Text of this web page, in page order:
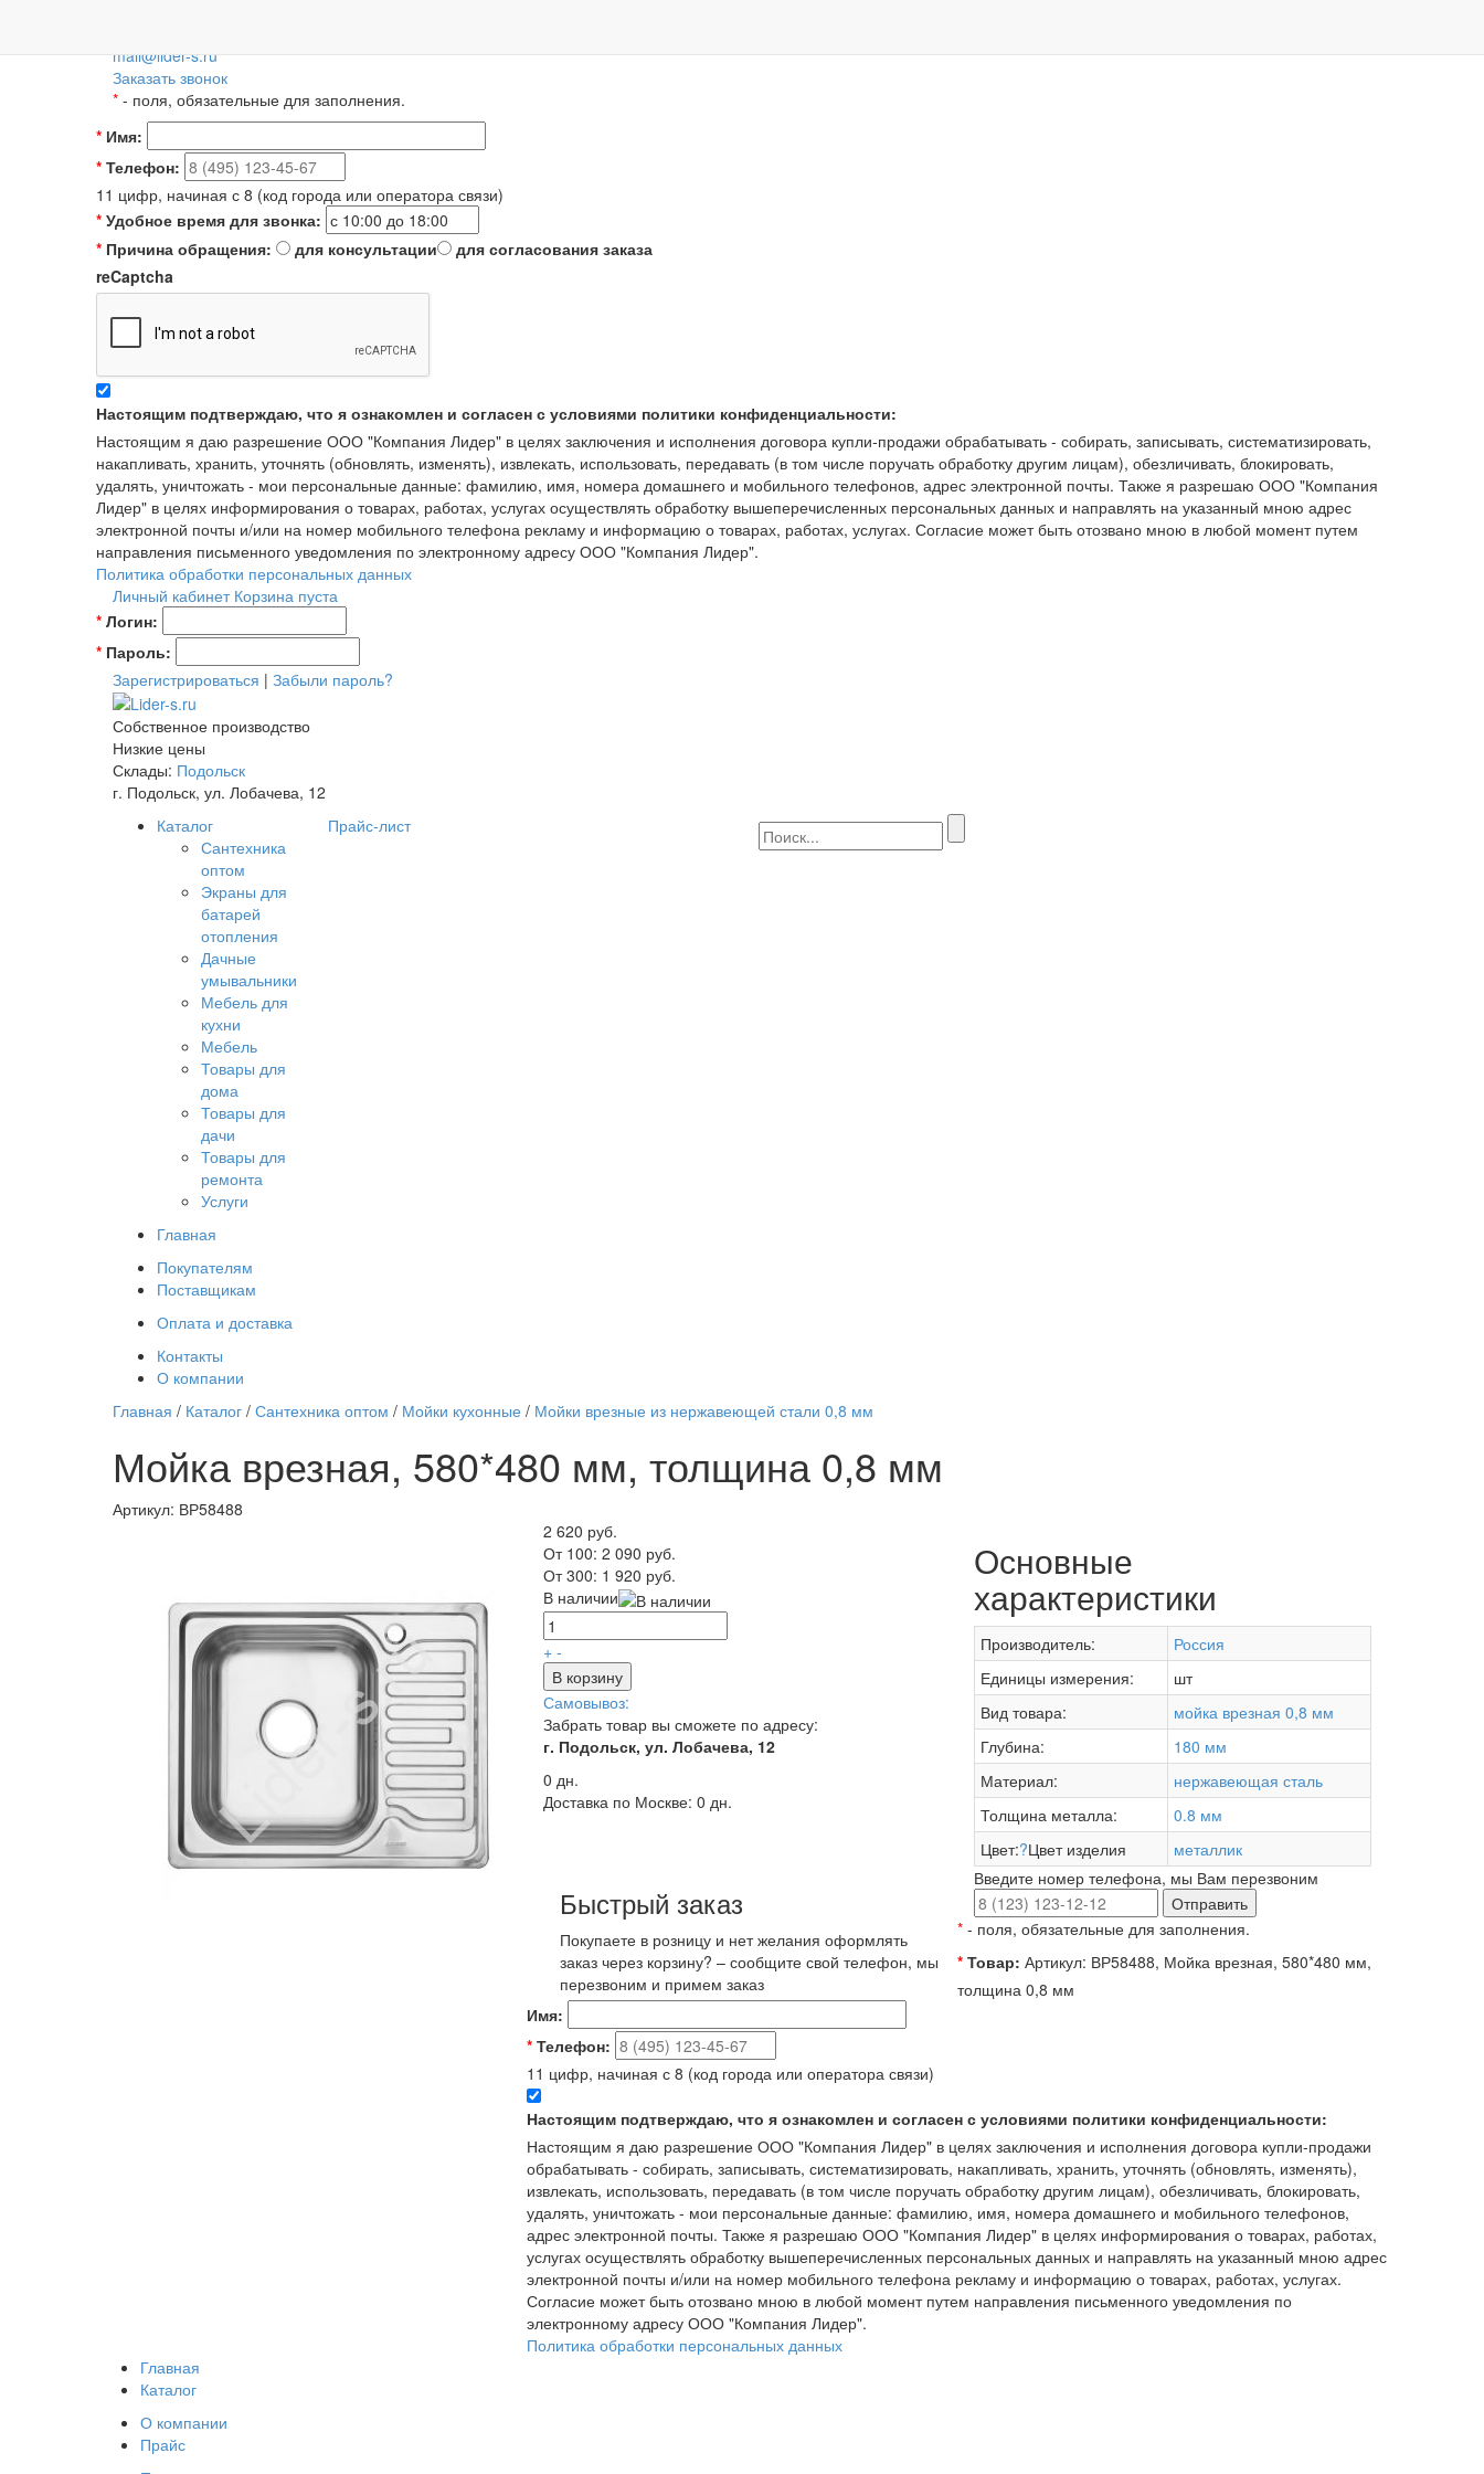
mail@lider-s.ru
Заказать звонок
* - поля, обязательные для заполнения.
* Имя:
* Телефон:
11 цифр, начиная с 8 (код города или оператора связи)
* Удобное время для звонка:
* Причина обращения: для консультации
для согласования заказа
reCaptcha
Настоящим подтверждаю, что я ознакомлен и согласен с условиями политики конфиденциальности:
Настоящим я даю разрешение ООО "Компания Лидер" в целях заключения и исполнения договора купли-продажи обрабатывать - собирать, записывать, систематизировать,
накапливать, хранить, уточнять (обновлять, изменять), извлекать, использовать, передавать (в том числе поручать обработку другим лицам), обезличивать, блокировать,
удалять, уничтожать - мои персональные данные: фамилию, имя, номера домашнего и мобильного телефонов, адрес электронной почты. Также я разрешаю ООО "Компания
Лидер" в целях информирования о товарах, работах, услугах осуществлять обработку вышеперечисленных персональных данных и направлять на указанный мною адрес
электронной почты и/или на номер мобильного телефона рекламу и информацию о товарах, работах, услугах. Согласие может быть отозвано мною в любой момент путем
направления письменного уведомления по электронному адресу ООО "Компания Лидер".
Политика обработки персональных данных
Личный кабинет Корзина пуста
* Логин:
* Пароль:
Зарегистрироваться | Забыли пароль?
Собственное производство
Низкие цены
Склады: Подольск
г. Подольск, ул. Лобачева, 12
Каталог
Сантехника
оптом
Экраны для
батарей
отопления
Дачные
умывальники
Мебель для
кухни
Мебель
Товары для
дома
Товары для
дачи
Товары для
ремонта
Услуги
Прайс-лист
Главная
Покупателям
Поставщикам
Оплата и доставка
Контакты
О компании
Главная / Каталог / Сантехника оптом / Мойки кухонные / Мойки врезные из нержавеющей стали 0,8 мм
Мойка врезная, 580*480 мм, толщина 0,8 мм
Артикул: ВР58488
2 620 руб.
От 100: 2 090 руб.
От 300: 1 920 руб.
В наличии
+ -
В корзину
Самовывоз:
Забрать товар вы сможете по адресу:
г. Подольск, ул. Лобачева, 12
0 дн.
Доставка по Москве: 0 дн.
Основные
характеристики
Производитель:
Россия
Единицы измерения:
шт
Вид товара:
мойка врезная 0,8 мм
Глубина:
180 мм
Материал:
нержавеющая сталь
Толщина металла:
0.8 мм
Цвет:?Цвет изделия металлик
Быстрый заказ
Покупаете в розницу и нет желания оформлять
заказ через корзину? – сообщите свой телефон, мы
перезвоним и примем заказ
Введите номер телефона, мы Вам перезвоним
Отправить
* - поля, обязательные для заполнения.
* Товар: Артикул: ВР58488, Мойка врезная, 580*480 мм,
толщина 0,8 мм
Имя:
* Телефон:
11 цифр, начиная с 8 (код города или оператора связи)
Настоящим подтверждаю, что я ознакомлен и согласен с условиями политики конфиденциальности:
Настоящим я даю разрешение ООО "Компания Лидер" в целях заключения и исполнения договора купли-продажи
обрабатывать - собирать, записывать, систематизировать, накапливать, хранить, уточнять (обновлять, изменять),
извлекать, использовать, передавать (в том числе поручать обработку другим лицам), обезличивать, блокировать,
удалять, уничтожать - мои персональные данные: фамилию, имя, номера домашнего и мобильного телефонов,
адрес электронной почты. Также я разрешаю ООО "Компания Лидер" в целях информирования о товарах, работах,
услугах осуществлять обработку вышеперечисленных персональных данных и направлять на указанный мною адрес
электронной почты и/или на номер мобильного телефона рекламу и информацию о товарах, работах, услугах.
Согласие может быть отозвано мною в любой момент путем направления письменного уведомления по
электронному адресу ООО "Компания Лидер".
Политика обработки персональных данных
Главная
Каталог
О компании
Прайс